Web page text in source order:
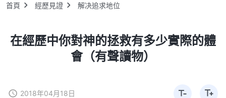
首頁 經歷見證 解决追求地位
在經歷中你對神的拯救有多少實際的體
會（有聲讀物）
2018年04月18日